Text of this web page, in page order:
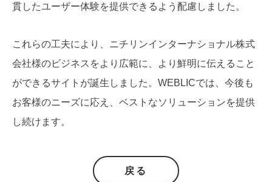
貫したユーザー体験を提供できるよう配慮しました。
これらの工夫により、ニチリンインターナショナル株式
会社様のビジネスをより広範に、より鮮明に伝えること
ができるサイトが誕生しました。WEBLICでは、今後も
お客様のニーズに応え、ベストなソリューションを提供
し続けます。
戻る